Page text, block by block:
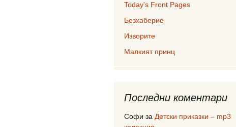
Today's Front Pages
Безхаберие
Изворите
Малкият принц
Последни коментари
Софи за Детски приказки – mp3